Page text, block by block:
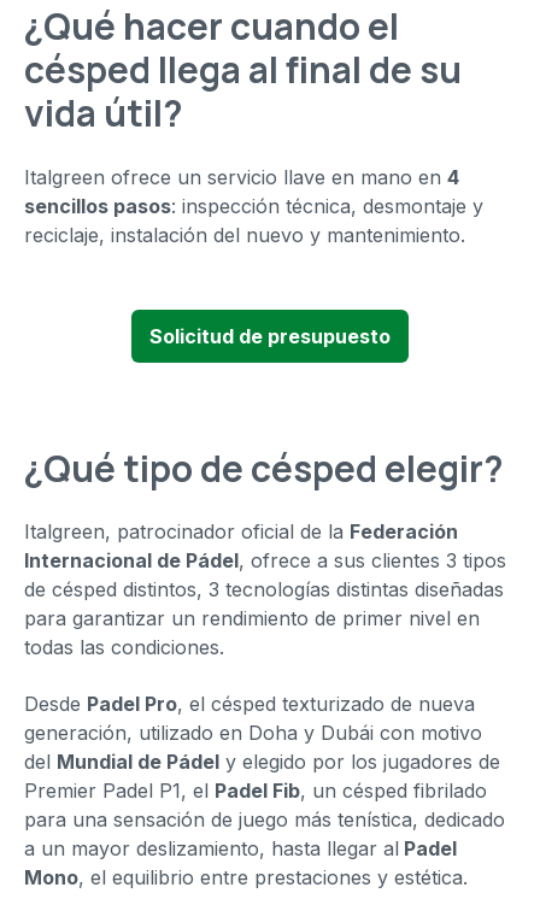
¿Qué hacer cuando el
césped llega al final de su
vida útil?
Italgreen ofrece un servicio llave en mano en 4
sencillos pasos: inspección técnica, desmontaje y
reciclaje, instalación del nuevo y mantenimiento.
Solicitud de presupuesto
¿Qué tipo de césped elegir?
Italgreen, patrocinador oficial de la Federación
Internacional de Pádel, ofrece a sus clientes 3 tipos
de césped distintos, 3 tecnologías distintas diseñadas
para garantizar un rendimiento de primer nivel en
todas las condiciones.
Desde Padel Pro, el césped texturizado de nueva
generación, utilizado en Doha y Dubái con motivo
del Mundial de Pádel y elegido por los jugadores de
Premier Padel P1, el Padel Fib, un césped fibrilado
para una sensación de juego más tenística, dedicado
a un mayor deslizamiento, hasta llegar al Padel
Mono, el equilibrio entre prestaciones y estética.